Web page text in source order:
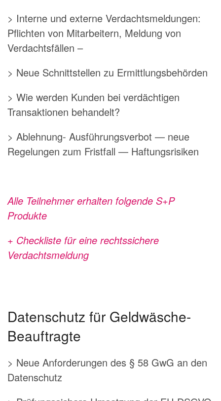
> Interne und externe Verdachtsmeldungen:
Pflichten von Mitarbeitern, Meldung von
Verdachtsfällen –
> Neue Schnittstellen zu Ermittlungsbehörden
> Wie werden Kunden bei verdächtigen
Transaktionen behandelt?
> Ablehnung- Ausführungsverbot — neue
Regelungen zum Fristfall — Haftungsrisiken
Alle Teilnehmer erhalten folgende S+P
Produkte
+ Checkliste für eine rechtssichere
Verdachtsmeldung
Datenschutz für Geldwäsche-
Beauftragte
> Neue Anforderungen des § 58 GwG an den
Datenschutz